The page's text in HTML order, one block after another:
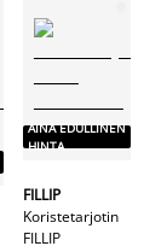
AINA EDULLINEN
HINTA
FILLIP
Koristetarjotin
FILLIP